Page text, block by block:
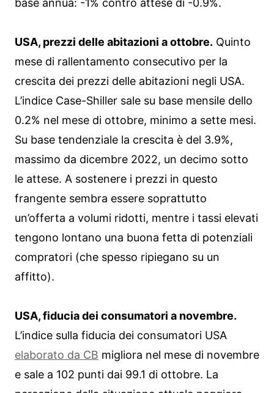
base annua: -1% contro attese di -0.9%.
USA, prezzi delle abitazioni a ottobre. Quinto
mese di rallentamento consecutivo per la
crescita dei prezzi delle abitazioni negli USA.
L’indice Case-Shiller sale su base mensile dello
0.2% nel mese di ottobre, minimo a sette mesi.
Su base tendenziale la crescita è del 3.9%,
massimo da dicembre 2022, un decimo sotto
le attese. A sostenere i prezzi in questo
frangente sembra essere soprattutto
un’offerta a volumi ridotti, mentre i tassi elevati
tengono lontano una buona fetta di potenziali
compratori (che spesso ripiegano su un
affitto).
USA, fiducia dei consumatori a novembre.
L’indice sulla fiducia dei consumatori USA
elaborato da CB migliora nel mese di novembre
e sale a 102 punti dai 99.1 di ottobre. La